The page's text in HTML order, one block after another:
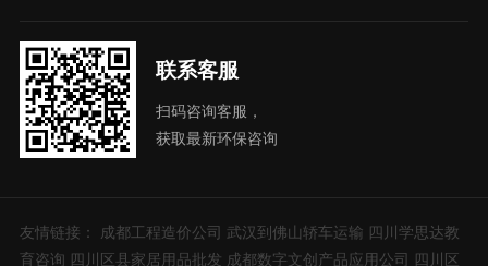
联系客服
扫码咨询客服，
获取最新环保咨询
友情链接： 成都工程造价公司 武汉到佛山轿车运输 四川学思达教
育咨询 四川区县家居用品批发 成都数字文创产品应用公司 四川区